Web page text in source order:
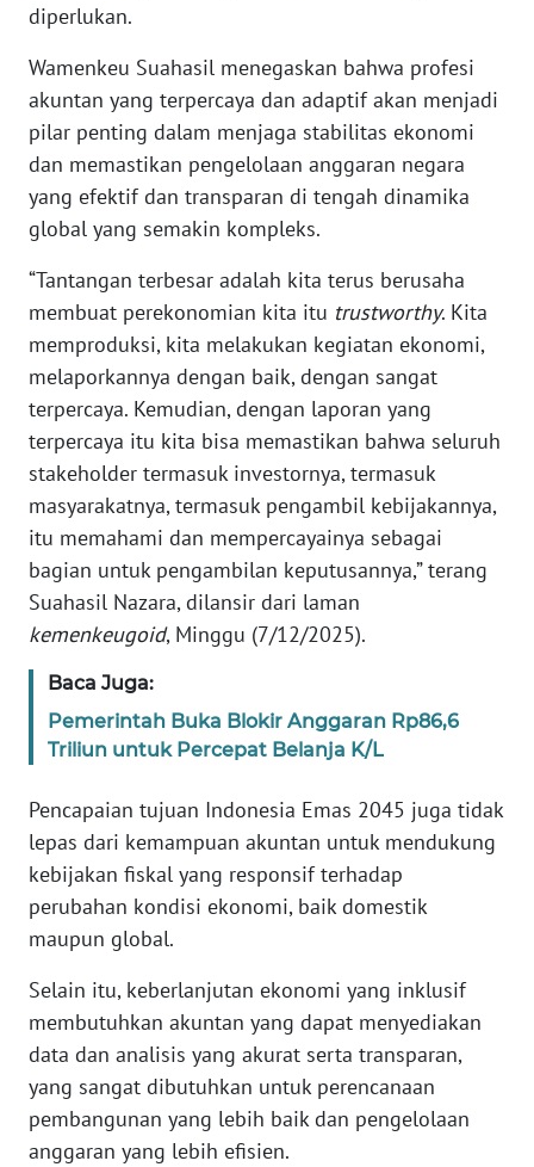
diperlukan.
Wamenkeu Suahasil menegaskan bahwa profesi
akuntan yang terpercaya dan adaptif akan menjadi
pilar penting dalam menjaga stabilitas ekonomi
dan memastikan pengelolaan anggaran negara
yang efektif dan transparan di tengah dinamika
global yang semakin kompleks.
“Tantangan terbesar adalah kita terus berusaha
membuat perekonomian kita itu trustworthy. Kita
memproduksi, kita melakukan kegiatan ekonomi,
melaporkannya dengan baik, dengan sangat
terpercaya. Kemudian, dengan laporan yang
terpercaya itu kita bisa memastikan bahwa seluruh
stakeholder termasuk investornya, termasuk
masyarakatnya, termasuk pengambil kebijakannya,
itu memahami dan mempercayainya sebagai
bagian untuk pengambilan keputusannya,” terang
Suahasil Nazara, dilansir dari laman
kemenkeugoid, Minggu (7/12/2025).
Baca Juga:
Pemerintah Buka Blokir Anggaran Rp86,6
Triliun untuk Percepat Belanja K/L
Pencapaian tujuan Indonesia Emas 2045 juga tidak
lepas dari kemampuan akuntan untuk mendukung
kebijakan fiskal yang responsif terhadap
perubahan kondisi ekonomi, baik domestik
maupun global.
Selain itu, keberlanjutan ekonomi yang inklusif
membutuhkan akuntan yang dapat menyediakan
data dan analisis yang akurat serta transparan,
yang sangat dibutuhkan untuk perencanaan
pembangunan yang lebih baik dan pengelolaan
anggaran yang lebih efisien.
KEPRI
WN
PAPUA
WN
PAPUA
BARAT
RIAU
WN
SERAMBI
WN
JAMBI
WN
SULTRA
WN
NTB
SULTENG
WN
SULBAR
WN
BABEL
SUMBAR
WN
SUMSEL